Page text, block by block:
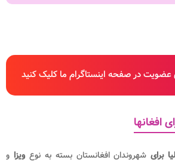
عضویت در صفحه اینستاگرام ما کلیک کنید
افغانها
برای شهروندان افغانستان بسته به نوعویزا و